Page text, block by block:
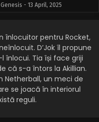
- 13 April, 2025
înlocuitor pentru Rocket,
D’Jok îl propune
înlocui. Tia își face griji
că s-a întors la Akillian.
Netherball, un meci de
se joacă în interiorul
reguli.